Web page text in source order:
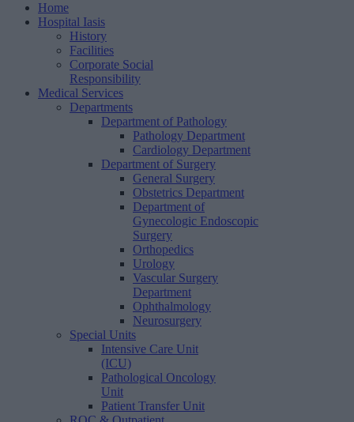
Home
Hospital Iasis
History
Facilities
Corporate Social
Responsibility
Medical Services
Departments
Department of Pathology
Pathology Department
Cardiology Department
Department of Surgery
General Surgery
Obstetrics Department
Department of
Gynecologic Endoscopic
Surgery
Orthopedics
Urology
Vascular Surgery
Department
Ophthalmology
Neurosurgery
Special Units
Intensive Care Unit
(ICU)
Pathological Oncology
Unit
Patient Transfer Unit